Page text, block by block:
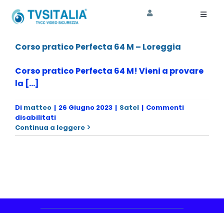
HOME
AZIENDA
Corso pratico Perfecta 64 M – Loreggia
Corso pratico Perfecta 64 M! Vieni a provare
la [...]
Di matteo | 26 Giugno 2023 | Satel | Commenti
disabilitatisu
Corso
pratico
Continua a leggere